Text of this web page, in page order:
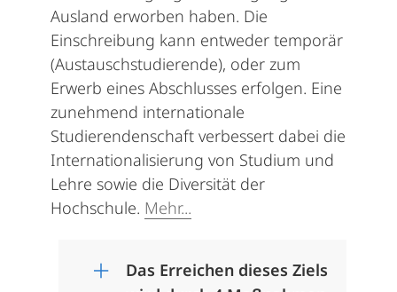
Ausland erworben haben. Die
Einschreibung kann entweder temporär
(Austauschstudierende), oder zum
Erwerb eines Abschlusses erfolgen. Eine
zunehmend internationale
Studierendenschaft verbessert dabei die
Internationalisierung von Studium und
Lehre sowie die Diversität der
Hochschule. Mehr...
Das Erreichen dieses Ziels